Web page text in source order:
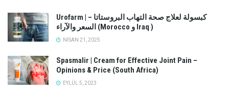
Urofarm | كبسولة لعلاج صحة التهاب البروستاتا –
السعر والآراء (Morocco و Iraq )
NISAN 21, 2025
Spasmalir | Cream for Effective Joint Pain –
Opinions & Price (South Africa)
EYLÜL 5, 2023